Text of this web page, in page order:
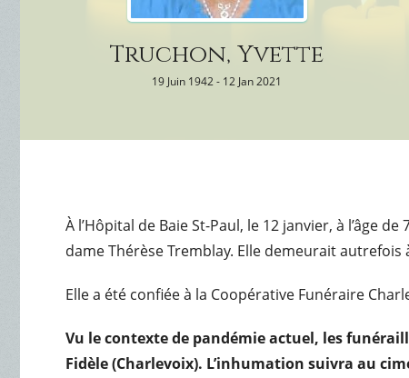
Truchon, Yvette
19 Juin 1942 - 12 Jan 2021
À l’Hôpital de Baie St-Paul, le 12 janvier, à l’âge
dame Thérèse Tremblay. Elle demeurait autrefois
Elle a été confiée à la Coopérative Funéraire
Vu le contexte de pandémie actuel, les
Fidèle (Charlevoix). L’inhumation suivra au